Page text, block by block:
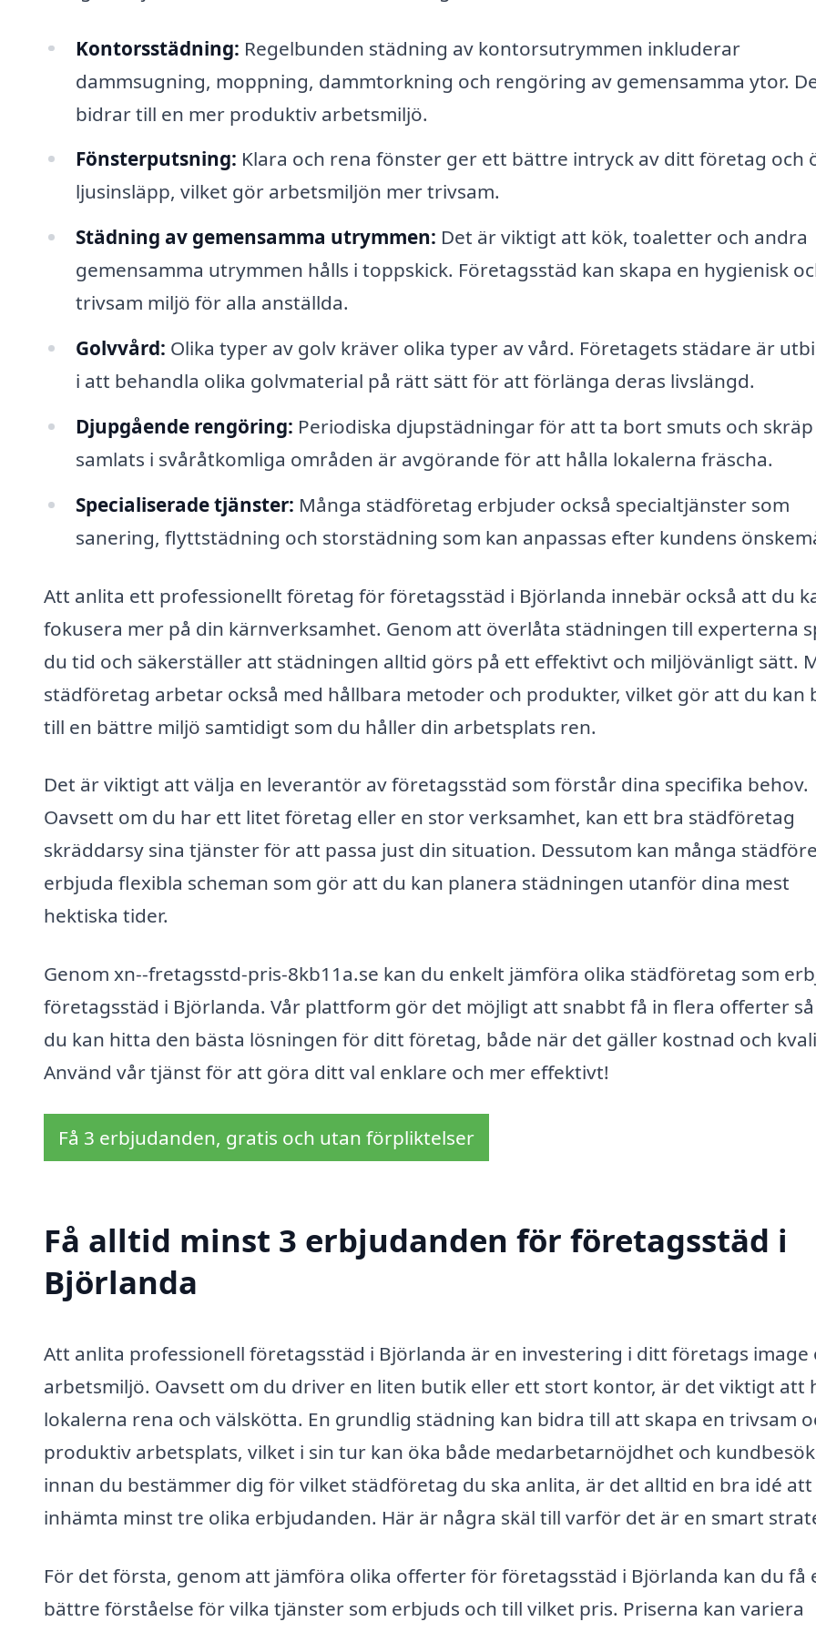
Kontorsstädning: Regelbunden städning av kontorsutrymmen inkluderar
dammsugning, moppning, dammtorkning och rengöring av gemensamma ytor.
bidrar till en mer produktiv arbetsmiljö.
Fönsterputsning: Klara och rena fönster ger ett bättre intryck av ditt företag och
ljusinsläpp, vilket gör arbetsmiljön mer trivsam.
Städning av gemensamma utrymmen: Det är viktigt att kök, toaletter och andra
gemensamma utrymmen hålls i toppskick. Företagsstäd kan skapa en hygienisk
trivsam miljö för alla anställda.
Golvvård: Olika typer av golv kräver olika typer av vård. Företagets städare är
i att behandla olika golvmaterial på rätt sätt för att förlänga deras livslängd.
Djupgående rengöring: Periodiska djupstädningar för att ta bort smuts och
samlats i svåråtkomliga områden är avgörande för att hålla lokalerna fräscha.
Specialiserade tjänster: Många städföretag erbjuder också specialtjänster som
sanering, flyttstädning och storstädning som kan anpassas efter kundens
Att anlita ett professionellt företag för företagsstäd i Björlanda innebär också att du
fokusera mer på din kärnverksamhet. Genom att överlåta städningen till experterna
du tid och säkerställer att städningen alltid görs på ett effektivt och miljövänligt sätt.
städföretag arbetar också med hållbara metoder och produkter, vilket gör att du kan
till en bättre miljö samtidigt som du håller din arbetsplats ren.
Det är viktigt att välja en leverantör av företagsstäd som förstår dina specifika behov.
Oavsett om du har ett litet företag eller en stor verksamhet, kan ett bra städföretag
skräddarsy sina tjänster för att passa just din situation. Dessutom kan många
erbjuda flexibla scheman som gör att du kan planera städningen utanför dina mest
hektiska tider.
Genom xn--fretagsstd-pris-8kb11a.se kan du enkelt jämföra olika städföretag som
företagsstäd i Björlanda. Vår plattform gör det möjligt att snabbt få in flera offerter
du kan hitta den bästa lösningen för ditt företag, både när det gäller kostnad och
Använd vår tjänst för att göra ditt val enklare och mer effektivt!
Få 3 erbjudanden, gratis och utan förpliktelser
Få alltid minst 3 erbjudanden för företagsstäd i
Björlanda
Att anlita professionell företagsstäd i Björlanda är en investering i ditt företags image
arbetsmiljö. Oavsett om du driver en liten butik eller ett stort kontor, är det viktigt att
lokalerna rena och välskötta. En grundlig städning kan bidra till att skapa en trivsam
produktiv arbetsplats, vilket i sin tur kan öka både medarbetarnöjdhet och
innan du bestämmer dig för vilket städföretag du ska anlita, är det alltid en bra idé att
inhämta minst tre olika erbjudanden. Här är några skäl till varför det är en smart
För det första, genom att jämföra olika offerter för företagsstäd i Björlanda kan du få
bättre förståelse för vilka tjänster som erbjuds och till vilket pris. Priserna kan variera